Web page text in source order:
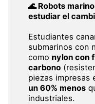
🌊 Robots
estudiar el
Estudiantes
submarinos con
como nylon con
carbono
piezas impresas
un 60% menos
industriales.